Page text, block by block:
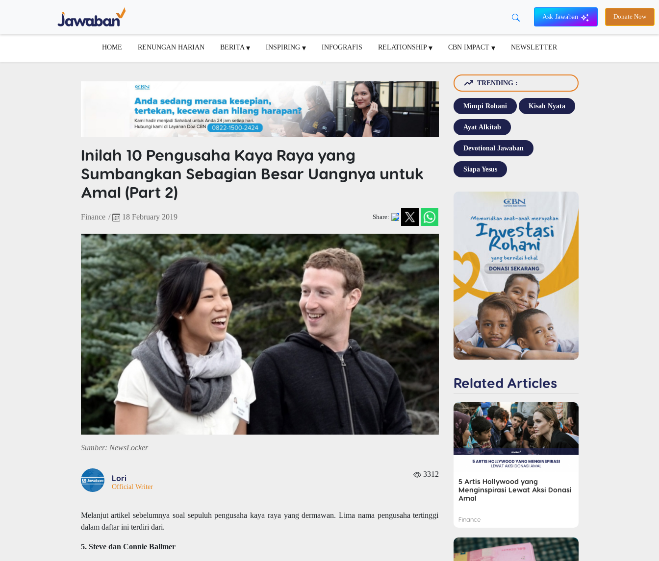
Ask Jawaban Donate Now
HOME RENUNGAN HARIAN BERITA INSPIRING INFOGRAFIS RELATIONSHIP CBN IMPACT NEWSLETTER
Inilah 10 Pengusaha Kaya Raya yang
Sumbangkan Sebagian Besar Uangnya untuk
Amal (Part 2)
Finance / 18 February 2019 Share:
Sumber: NewsLocker
Lori
Official Writer
3312
Melanjut artikel sebelumnya soal sepuluh pengusaha kaya raya yang dermawan. Lima nama pengusaha tertinggi
dalam daftar ini terdiri dari.
5. Steve dan Connie Ballmer
TRENDING :
Mimpi Rohani Kisah Nyata
Ayat Alkitab
Devotional Jawaban
Siapa Yesus
Related Articles
5 Artis Hollywood yang
Menginspirasi Lewat Aksi Donasi
Amal
Finance